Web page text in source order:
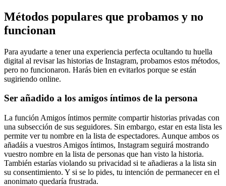
Métodos populares que probamos y no
funcionan
Para ayudarte a tener una experiencia perfecta ocultando tu huella
digital al revisar las historias de Instagram, probamos estos métodos,
pero no funcionaron. Harás bien en evitarlos porque se están
sugiriendo online.
Ser añadido a los amigos íntimos de la persona
La función Amigos íntimos permite compartir historias privadas con
una subsección de sus seguidores. Sin embargo, estar en esta lista les
permite ver tu nombre en la lista de espectadores. Aunque ambos os
añadáis a vuestros Amigos íntimos, Instagram seguirá mostrando
vuestro nombre en la lista de personas que han visto la historia.
También estarías violando su privacidad si te añadieras a la lista sin
su consentimiento. Y si se lo pides, tu intención de permanecer en el
anonimato quedaría frustrada.